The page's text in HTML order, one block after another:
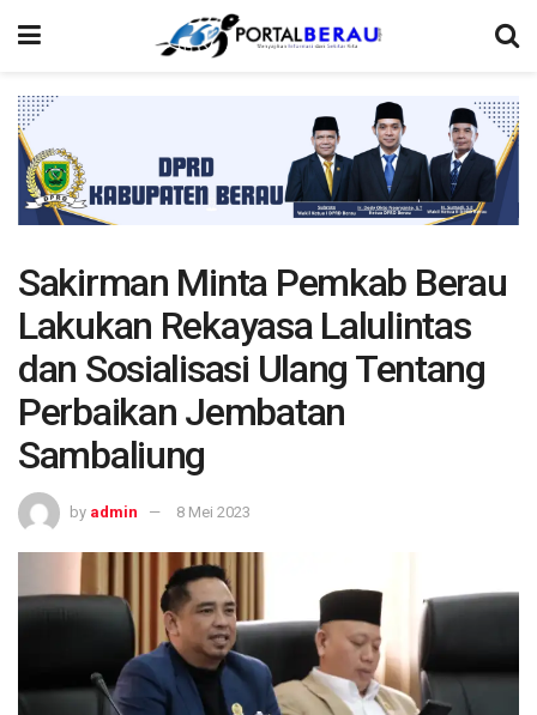
Sakirman Minta Pemkab Berau
Lakukan Rekayasa Lalulintas
dan Sosialisasi Ulang Tentang
Perbaikan Jembatan
Sambaliung
by admin 8 Mei 2023